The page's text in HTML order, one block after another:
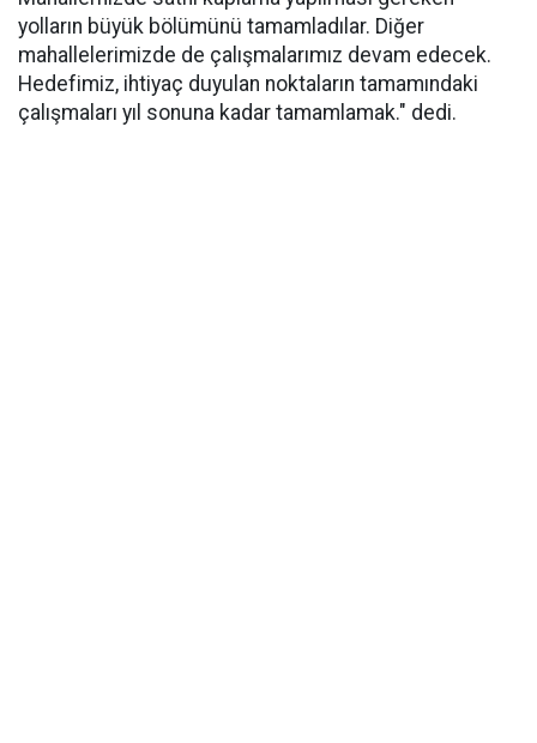
yolların büyük bölümünü tamamladılar. Diğer
mahallelerimizde de çalışmalarımız devam edecek.
Hedefimiz, ihtiyaç duyulan noktaların tamamındaki
çalışmaları yıl sonuna kadar tamamlamak." dedi.